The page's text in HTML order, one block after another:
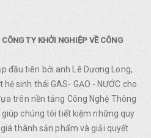
TY KHỞI NGHIỆP VỀ CÔNG
đầu tiên bởi anh Lê Dương Long,
sinh thái GAS- GẠO - NƯỚC cho
trên nền tảng Công Nghệ Thông
chúng tôi tiết kiệm những quy
thành sản phẩm và giải quyết